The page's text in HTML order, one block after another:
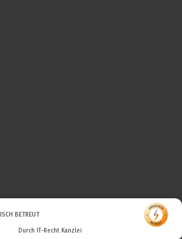
BETREUT
Durch IT-Recht Kanzlei